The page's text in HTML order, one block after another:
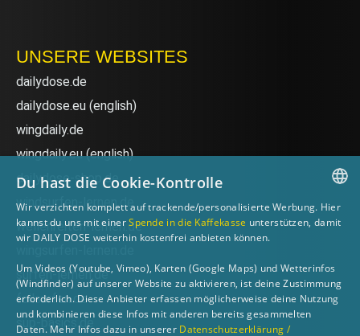
UNSERE WEBSITES
dailydose.de
dailydose.eu (english)
wingdaily.de
wingdaily.eu(english)
dailydose-shop.de
windsurfen-lernen.de
wellenreiten-lernen.de
surfen-lernen.de
foilsurfen.de
sup-basics.de
GERMAN
Du hast die Cookie-Kontrolle
Wir verzichten komplett auf trackende/personalisierte Werbung. Hier
kannst du uns mit einerSpende in die Kaffekasse unterstützen, damit
wir DAILY DOSE weiterhin kostenfrei anbieten können.
Um Videos (Youtube, Vimeo), Karten (Google Maps) und Wetterinfos
(Windfinder) auf unserer Website zu aktivieren, ist deine Zustimmung
erforderlich. Diese Anbieter erfassen möglicherweise deine Nutzung
und kombinieren diese Infos mit anderen bereits gesammelten
Daten. Mehr Infos dazu in unserer Datenschutzerklärung /